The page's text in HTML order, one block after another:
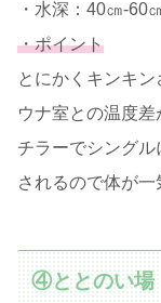
・水深：40㎝-60
・ポイント
とにかくキンキ
ウナ室との温度
チラーでシング
されるので体が一
④ととのい場